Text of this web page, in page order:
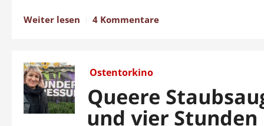
Weiter lesen 4 Kommentare
Ostentorkino
Queere
und vier Stunden